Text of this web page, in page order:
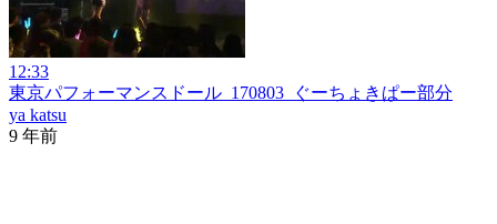
12:33
東京パフォーマンスドール_170803_ぐーちょきぱー部分
ya katsu
9 年前